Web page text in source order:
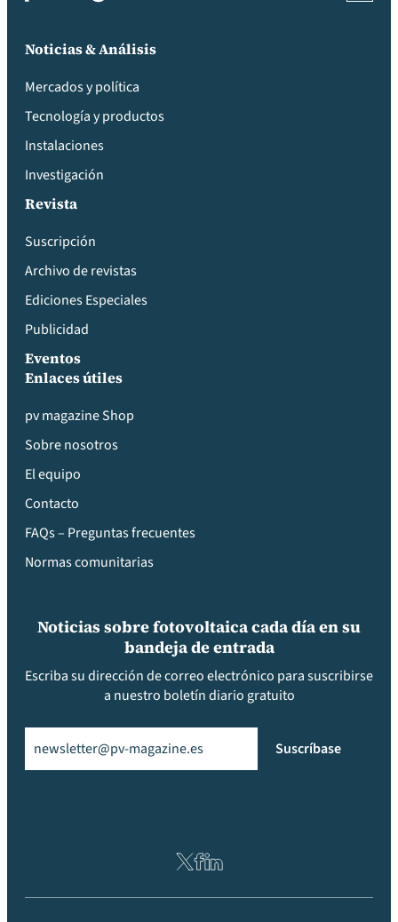
Noticias & Análisis
Mercados y política
Tecnología y productos
Instalaciones
Investigación
Revista
Suscripción
Archivo de revistas
Ediciones Especiales
Publicidad
Eventos
Enlaces útiles
pv magazine Shop
Sobre nosotros
El equipo
Contacto
FAQs – Preguntas frecuentes
Normas comunitarias
Noticias sobre fotovoltaica cada día en su
bandeja de entrada
Escriba su dirección de correo electrónico para suscribirse
a nuestro boletín diario gratuito
Suscríbase